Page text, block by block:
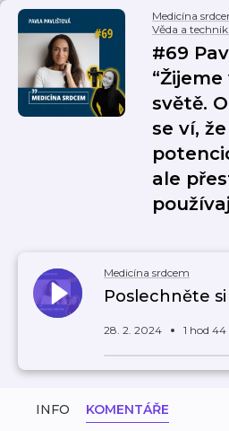
Medicína
Věda a
#69
světě.
se ví,
ale
Medicína srdcem
Poslechněte
28. 2. 2024 1 hod
INFO KOMENTÁŘE